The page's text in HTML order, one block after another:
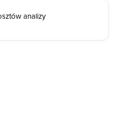
analizy